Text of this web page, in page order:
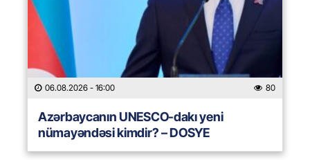
06.08.2026 - 16:00 80
Azərbaycanın UNESCO-dakı yeni
nümayəndəsi kimdir? – DOSYE